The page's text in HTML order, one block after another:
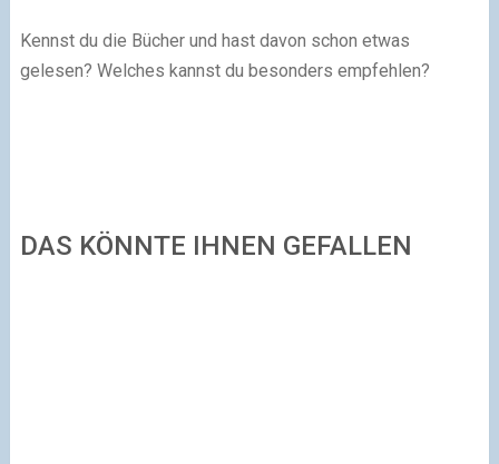
Kennst du die Bücher und hast davon schon etwas
gelesen? Welches kannst du besonders empfehlen?
DAS KÖNNTE IHNEN GEFALLEN